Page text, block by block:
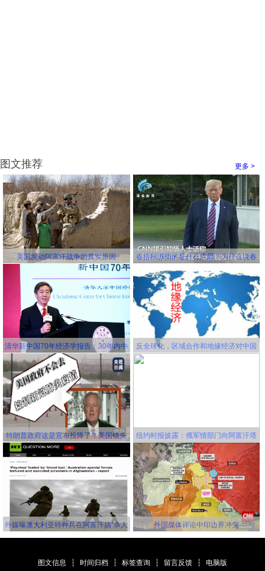
更多 >
图文推荐
美国发动阿富汗战争的真实原因
春捂秋冻指的是什么意思？为什么说春
杂病
清华新中国70年经济学报告：30年内中
国将成为世界第一大经济体
反全球化，区域合作和地缘经济对中国
特朗普政府这是宣布投降了？美国错失
延缓新冠病毒传播的机会，并且还要一
错再错！
纽约时报披露：俄军情部门向阿富汗塔
利班关联组织秘密提供赏金，鼓励他们
击杀美军
外媒曝澳大利亚特种兵在阿富汗搞“杀人
外国媒体评论中印边界冲突
图文信息 ┆ 时间归档 ┆ 标签查询 ┆ 留言反馈 ┆
电脑版